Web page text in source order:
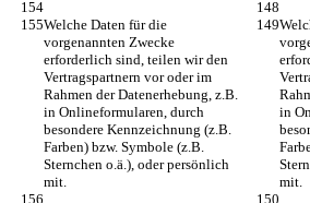
Welche Daten für die
vorgenannten Zwecke
erforderlich sind, teilen wir den
Vertragspartnern vor oder im
Rahmen der Datenerhebung, z.B.
in Onlineformularen, durch
besondere Kennzeichnung (z.B.
Farben) bzw. Symbole (z.B.
Sternchen o.ä.), oder persönlich
mit.
in
mit.